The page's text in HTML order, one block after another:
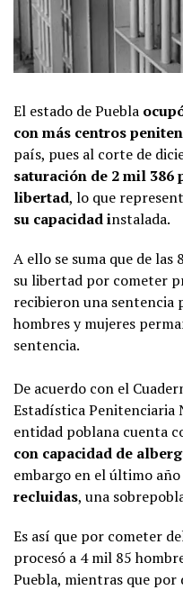
El estado de Puebla
con más centros
país, pues al corte de
saturación de 2 mil 386
libertad, lo que
su capacidad instalada.
A ello se suma que de las
su libertad por cometer
recibieron una sentencia
hombres y mujeres
sentencia.
De acuerdo con el
Estadística Penitenciaria
entidad poblana cuenta
con capacidad de
embargo en el último
recluidas, una
Es así que por cometer
procesó a 4 mil 85
Puebla, mientras que